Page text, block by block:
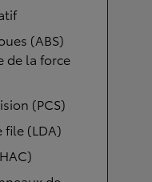
(ABS)
de la force
(PCS)
file (LDA)